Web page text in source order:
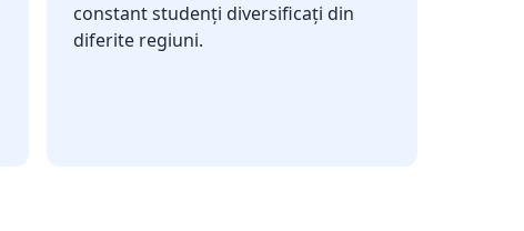
constant studenți diversificați din
diferite regiuni.